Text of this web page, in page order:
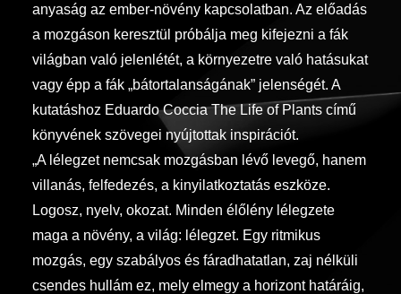
anyaság az ember-növény kapcsolatban. Az előadás
a mozgáson keresztül próbálja meg kifejezni a fák
világban való jelenlétét, a környezetre való hatásukat
vagy épp a fák „bátortalanságának” jelenségét. A
kutatáshoz Eduardo Coccia The Life of Plants című
könyvének szövegei nyújtottak inspirációt.
„A lélegzet nemcsak mozgásban lévő levegő, hanem
villanás, felfedezés, a kinyilatkoztatás eszköze.
Logosz, nyelv, okozat. Minden élőlény lélegzete
maga a növény, a világ: lélegzet. Egy ritmikus
mozgás, egy szabályos és fáradhatatlan, zaj nélküli
csendes hullám ez, mely elmegy a horizont határáig,